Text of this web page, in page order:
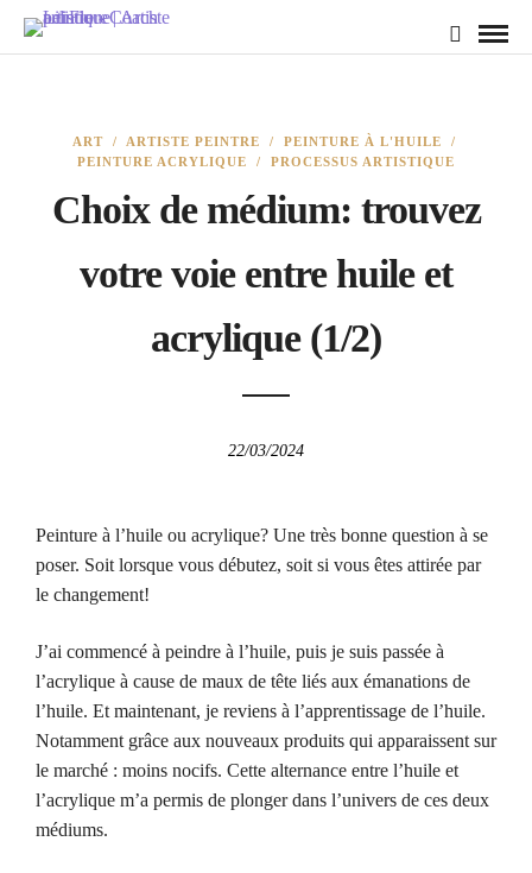
ART/ ARTISTE PEINTRE / PEINTURE À L'HUILE /
PEINTURE ACRYLIQUE / PROCESSUS ARTISTIQUE
Choix de médium: trouvez
votre voie entre huile et
acrylique (1/2)
22/03/2024
Peinture à l’huile ou acrylique? Une très bonne question à se
poser. Soit lorsque vous débutez, soit si vous êtes attirée par
le changement!
J’ai commencé à peindre à l’huile, puis je suis passée à
l’acrylique à cause de maux de tête liés aux émanations de
l’huile. Et maintenant, je reviens à l’apprentissage de l’huile.
Notamment grâce aux nouveaux produits qui apparaissent sur
le marché : moins nocifs. Cette alternance entre l’huile et
l’acrylique m’a permis de plonger dans l’univers de ces deux
médiums.